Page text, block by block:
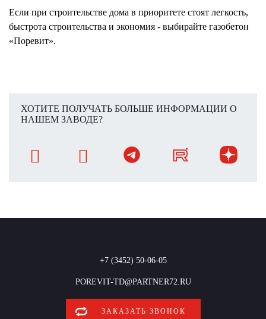
Если при строительстве дома в приоритете стоят легкость,
быстрота строительства и экономия - выбирайте газобетон
«Поревит».
ХОТИТЕ ПОЛУЧАТЬ БОЛЬШЕ ИНФОРМАЦИИ О
НАШЕМ ЗАВОДЕ?
+7 (3452) 50-06-05
POREVIT-TD@PARTNER72.RU
ЗАКАЗАТЬ ЗВОНОК